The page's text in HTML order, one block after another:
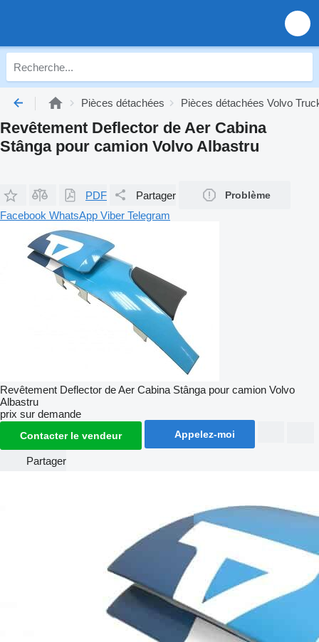
Pièces détachées Pièces détachées Volvo
Revêtement Deflector de Aer Cabina
Stânga pour camion Volvo Albastru
PDF Partager Problème
Facebook WhatsApp Viber Telegram
Revêtement Deflector de Aer Cabina Stânga pour camion Volvo
Albastru
prix sur demande
Contacter le vendeur Appelez-moi
Partager